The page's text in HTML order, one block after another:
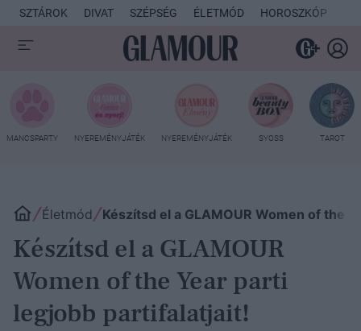
SZTÁROK DIVAT SZÉPSÉG ÉLETMÓD HOROSZKÓP
MANCSPARTY NYEREMÉNYJÁTÉK NYEREMÉNYJÁTÉK SYOSS TAROT
Életmód Készítsd el a GLAMOUR Women of the
Készítsd el a GLAMOUR
Women of the Year parti
legjobb partifalatjait!